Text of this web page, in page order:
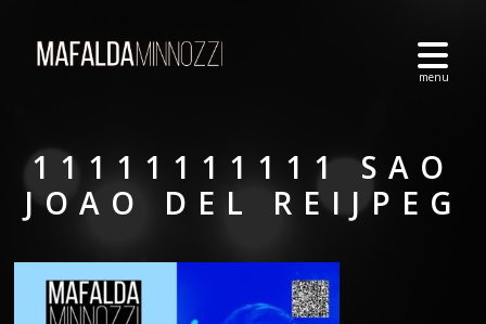
11111111111 SAO
JOAO DEL REIJPEG